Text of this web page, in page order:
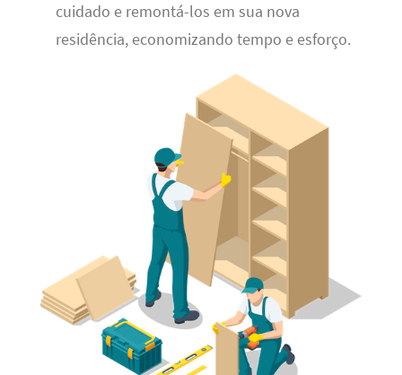
cuidado e remontá-los em sua nova
residência, economizando tempo e esforço.